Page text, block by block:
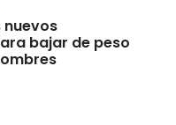
nuevos
bajar de peso